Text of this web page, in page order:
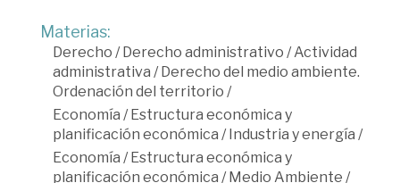
Materias:
Derecho /Derecho administrativo /Actividad
administrativa /Derecho del medio ambiente.
Ordenación del territorio /
Economía /Estructura económica y
planificación económica /Industria y energía /
Economía /Estructura económica y
planificación económica /Medio Ambiente /